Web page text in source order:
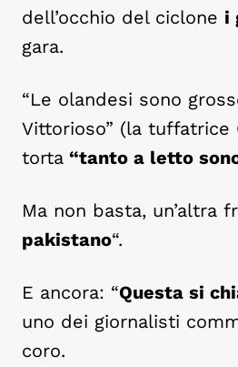
dell’occhio del ciclone i
gara.
“Le olandesi sono
Vittorioso” (la tuffatrice
torta “tanto a letto
Ma non basta, un’altra
pakistano“.
E ancora: “Questa si
uno dei giornalisti
coro.